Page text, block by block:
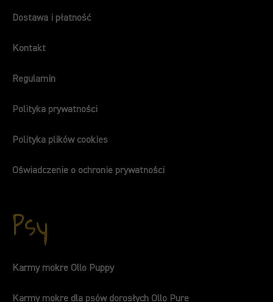
Dostawa i płatność
Kontakt
Regulamin
Polityka prywatności
Polityka plików cookies
Oświadczenie o ochronie prywatności
Psy
Karmy mokre Ollo Puppy
Karmy mokre dla psów dorosłych Ollo Pure